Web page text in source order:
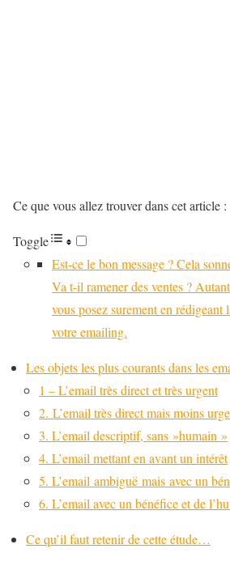
Ce que vous allez trouver dans cet article :
Toggle
Est-ce le bon message ? Cela
Va t-il ramener des ventes ?
vous posez surement en
votre emailing.
Les objets les plus courants dans les
1 – L’email très direct et très urgent
2. L’email très direct mais moins
3. L’email descriptif, sans »humain »
4. L’email mettant en avant un intérêt
5. L’email ambiguë mais avec un
6. L’email avec un bénéfice et de
Ce qu’il faut retenir de cette étude…